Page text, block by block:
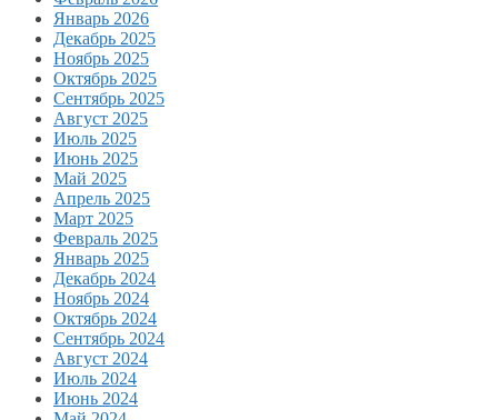
Январь 2026
Декабрь 2025
Ноябрь 2025
Октябрь 2025
Сентябрь 2025
Август 2025
Июль 2025
Июнь 2025
Май 2025
Апрель 2025
Март 2025
Февраль 2025
Январь 2025
Декабрь 2024
Ноябрь 2024
Октябрь 2024
Сентябрь 2024
Август 2024
Июль 2024
Июнь 2024